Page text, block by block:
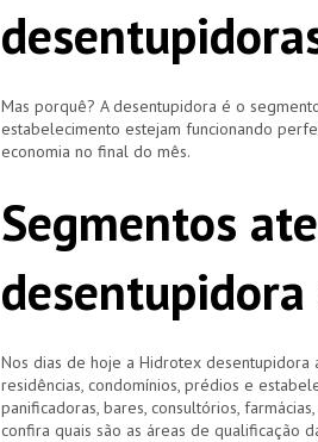
Mas porquê? A desentupidora é o
estabelecimento estejam funcionando
economia no final do mês.
Segmentos
Nos dias de hoje a Hidrotex
residências, condomínios, prédios e
panificadoras, bares, consultórios,
confira quais são as áreas de qualificação